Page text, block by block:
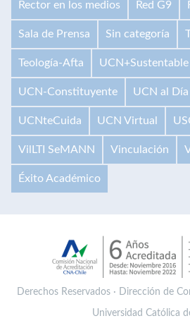
Rector en los medios Red G9
Sala de Prensa Sin categoría
Teología-Afta UCN+Sustentable
UCN-Constituyente UCN al Día
UCNteCuida UCN Virtual
VilLTI SeMANN Vinculación
Éxito Académico
Derechos Reservados · Dirección de
Universidad Católica